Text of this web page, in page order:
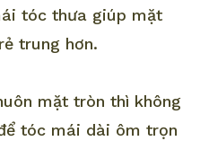
tóc thưa giúp mặt
trung hơn.
mặt tròn thì không
tóc mái dài ôm trọn